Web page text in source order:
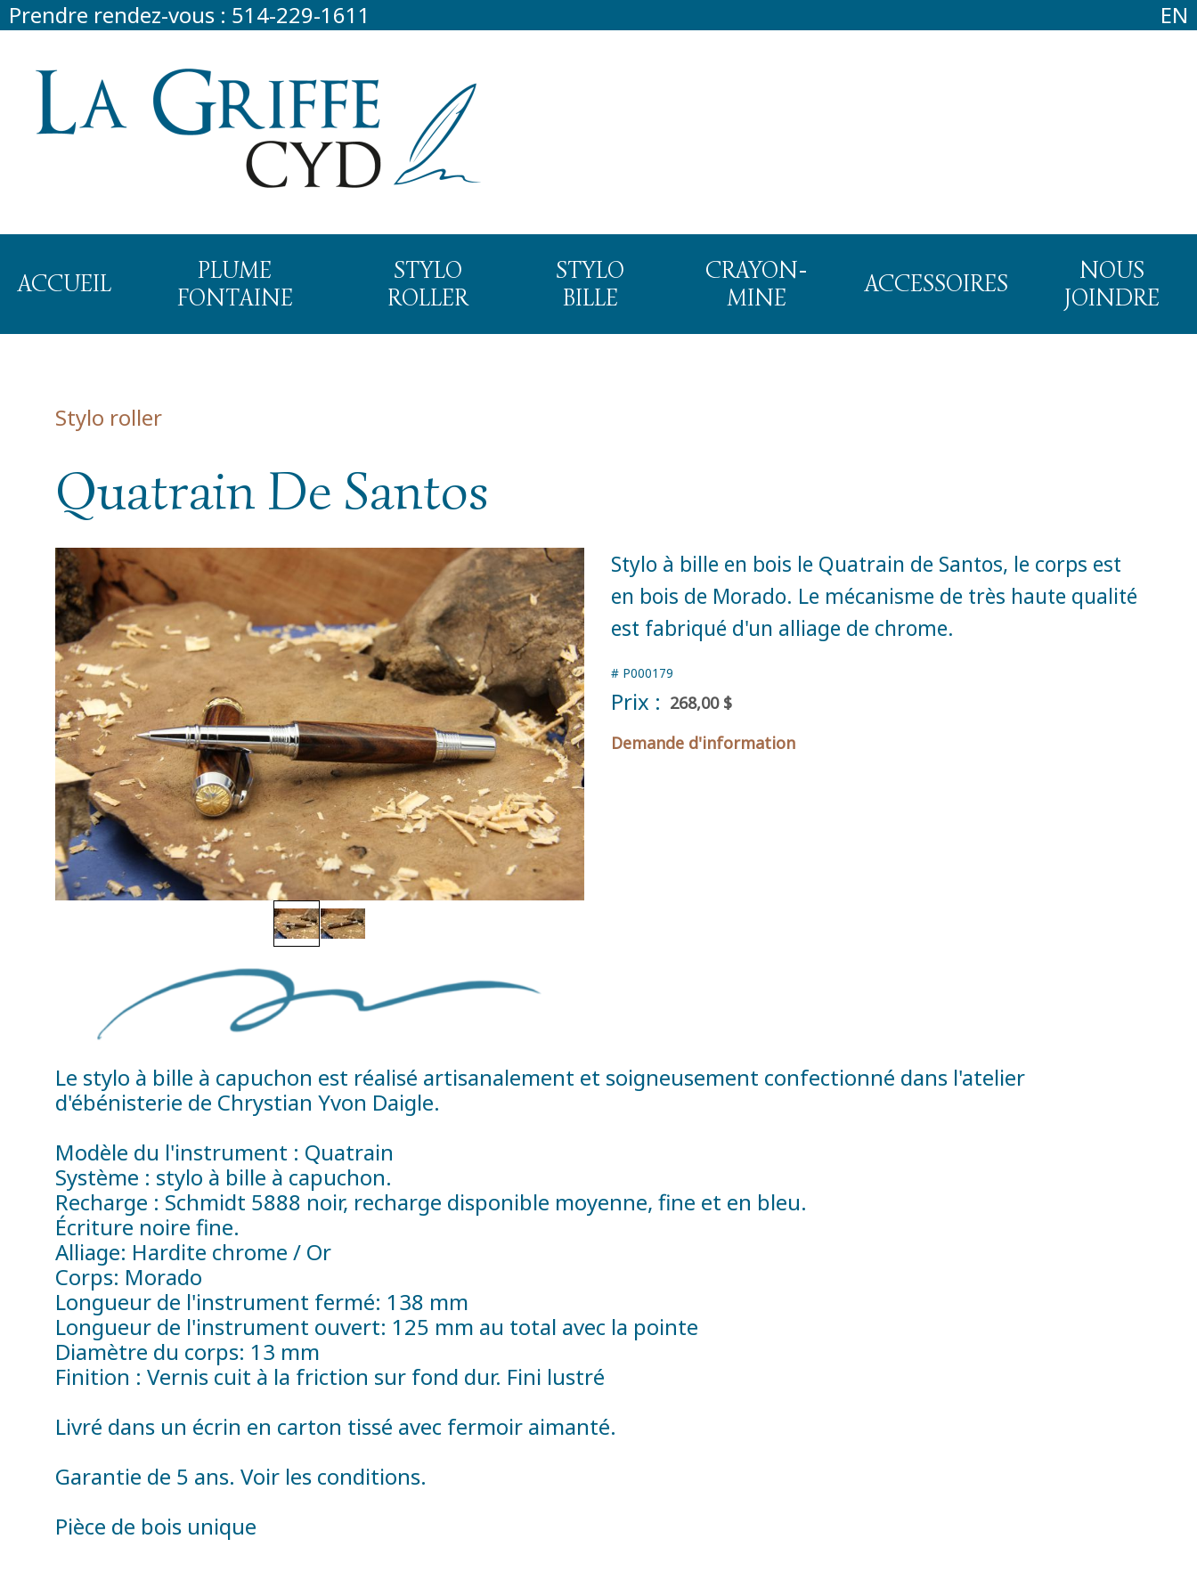
Prendre rendez-vous : 514-229-1611 EN
ACCUEIL
PLUME
FONTAINE
STYLO
ROLLER
STYLO
BILLE
CRAYON-
MINE
ACCESSOIRES
NOUS
JOINDRE
Stylo roller
Quatrain De Santos
Stylo à bille en bois le Quatrain de Santos, le corps est
en bois de Morado. Le mécanisme de très haute qualité
est fabriqué d'un alliage de chrome.
# P000179
Prix : 268,00 $
Demande d'information
Le stylo à bille à capuchon est réalisé artisanalement et soigneusement confectionné dans l'atelier
d'ébénisterie de Chrystian Yvon Daigle.
Modèle du l'instrument : Quatrain
Système : stylo à bille à capuchon.
Recharge : Schmidt 5888 noir, recharge disponible moyenne, fine et en bleu.
Écriture noire fine.
Alliage: Hardite chrome / Or
Corps: Morado
Longueur de l'instrument fermé: 138 mm
Longueur de l'instrument ouvert: 125 mm au total avec la pointe
Diamètre du corps: 13 mm
Finition : Vernis cuit à la friction sur fond dur. Fini lustré
Livré dans un écrin en carton tissé avec fermoir aimanté.
Garantie de 5 ans. Voir les conditions.
Pièce de bois unique